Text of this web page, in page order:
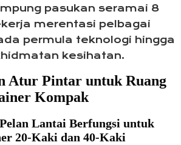
pasukan seramai 8
merentasi pelbagai
permula teknologi hingga
kesihatan.
Atur Pintar untuk Ruang
Kompak
Lantai Berfungsi untuk
20-Kaki dan 40-Kaki